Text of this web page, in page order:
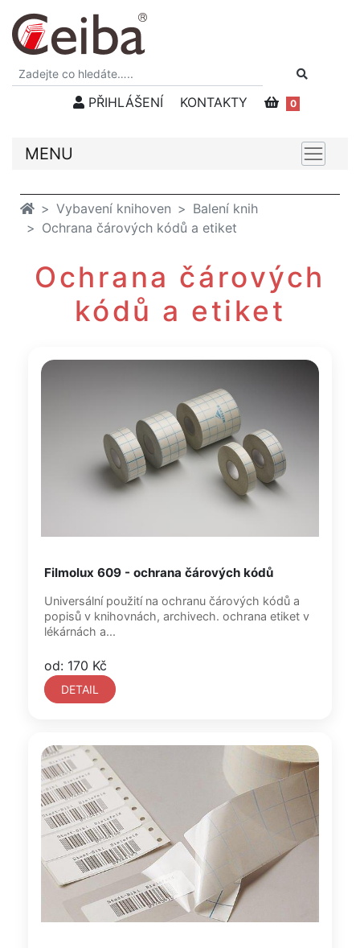
PŘIHLÁŠENÍ KONTAKTY 0
MENU
Vybavení knihoven
Balení knih
Ochrana čárových kódů a etiket
Ochrana čárových
kódů a etiket
Filmolux 609 - ochrana čárových kódů
Universální použití na ochranu čárových kódů a
popisů v knihovnách, archivech. ochrana etiket v
lékárnách a...
od: 170 Kč
DETAIL